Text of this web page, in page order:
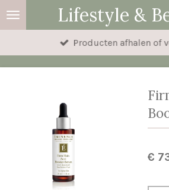
Ga
direct
Lifestyle &
Producten afhalen of
€